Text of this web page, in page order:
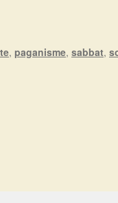
, paganisme, sabbat,